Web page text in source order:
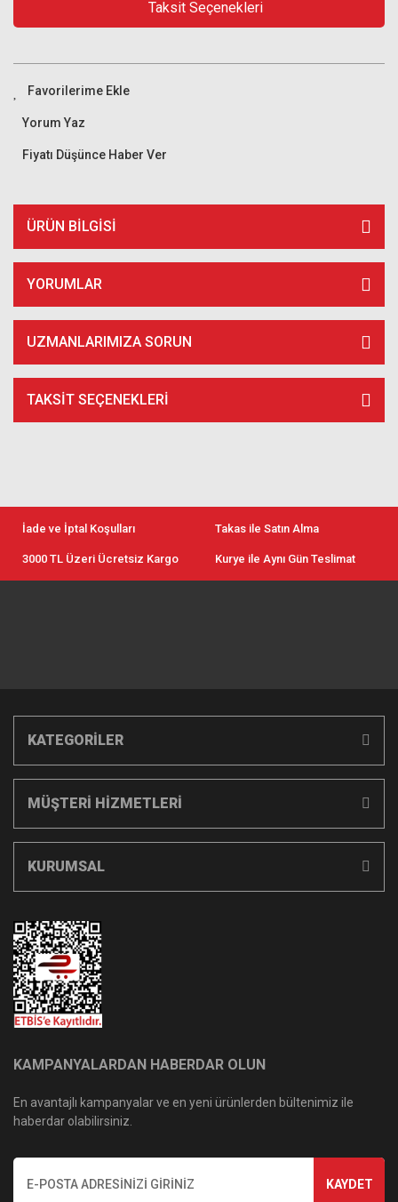
Taksit Seçenekleri
Yorum Yaz
Fiyatı Düşünce Haber Ver
ÜRÜN BILGISI
YORUMLAR
UZMANLARIMIZA SORUN
TAKSIT SEÇENEKLERI
İade ve İptal Koşulları Takas ile Satın Alma
3000 TL Üzeri Ücretsiz Kargo Kurye ile Aynı Gün Teslimat
KATEGORİLER
MÜŞTERİ HİZMETLERİ
KURUMSAL
KAMPANYALARDAN HABERDAR OLUN
En avantajlı kampanyalar ve en yeni ürünlerden bültenimiz ile
haberdar olabilirsiniz.
KAYDET